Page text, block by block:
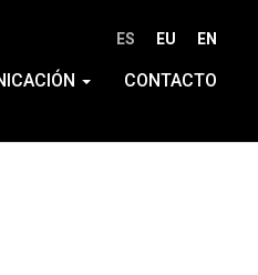
ES EU EN
CONTACTO